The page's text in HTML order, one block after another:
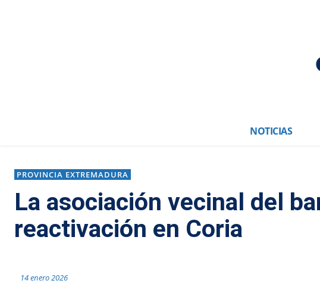
NOTICIAS
PROVINCIA EXTREMADURA
La asociación vecinal del
reactivación en Coria
14 enero 2026